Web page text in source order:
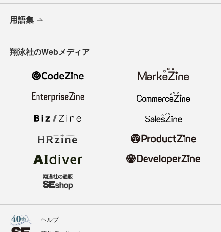
用語集
翔泳社のWebメディア
ヘルプ